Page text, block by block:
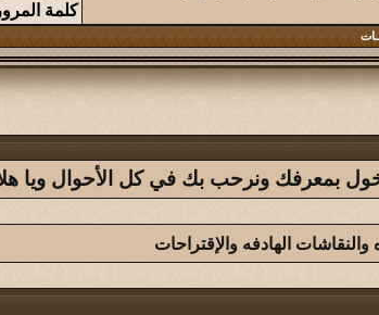
كلمة المرور
بمعرفك ونرحب بك في كل الأحوال ويا
الهادفه والإقتراحات